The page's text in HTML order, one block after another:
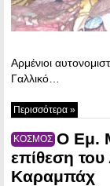
Αρμένιοι
Γαλλικό…
Περισσότερα »
ΚΟΣΜΟΣ Ο Εμ.
επίθεση
Καραμπάχ